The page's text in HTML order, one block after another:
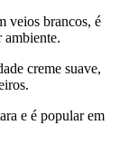
veios brancos, é
ambiente.
creme suave,
e é popular em